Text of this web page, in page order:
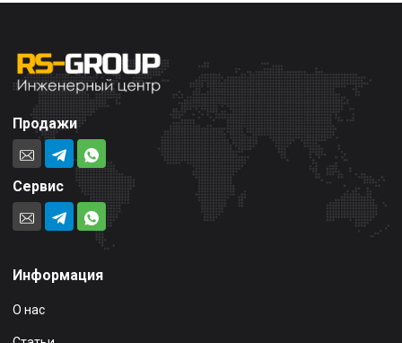
Продажи
Сервис
Информация
О нас